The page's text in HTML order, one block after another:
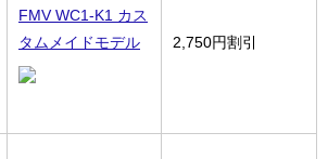
FMV WC1-K1 カス
タムメイドモデル
2,750円割引